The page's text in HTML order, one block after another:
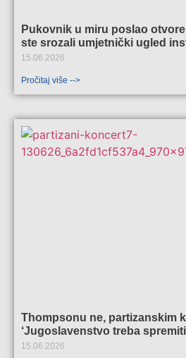
Pukovnik u miru poslao
ste srozali umjetnički ugled
15.06.2026
Pročitaj više -->
Thompsonu ne, partizanskim
‘Jugoslavenstvo treba
15.06.2026